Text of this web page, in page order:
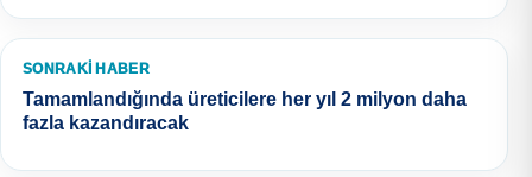
SONRAKI HABER
Tamamlandığında üreticilere her yıl 2 milyon daha
fazla kazandıracak